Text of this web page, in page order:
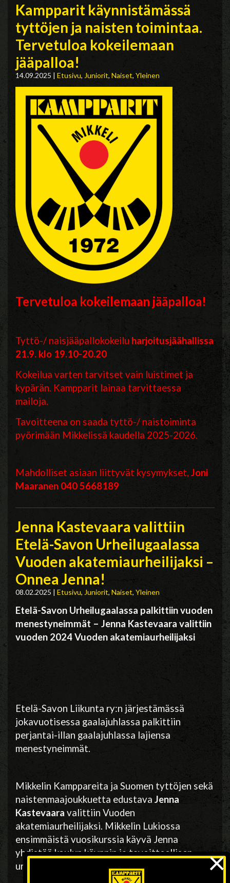
Kampparit käynnistämässä
tyttöjen ja naisten toimintaa.
Tervetuloa kokeilemaan
jääpalloa!
14.09.2025 | Etusivu, Juniorit, Naiset, Yleinen
Tervetuloa kokeilemaan jääpalloa!
Tyttö-/ naisjääpallokokeilu harjoitusjäähallissa
21.9. klo 19.10-20.20
Kokeilua varten tarvitset vain luistimet ja
kypärän. Kampparit lainaa tarvittaessa
mailoja.
Tavoitteena on saada tyttö-/ naistoiminta
pyörimään Mikkelissä kaudella 2025-2026.
Mahdolliset asiaan liittyvät kysymykset, Joni
Maaranen 040 5668189
Jenna Kastevaara valittiin
Etelä-Savon Urheilugaalassa
Vuoden akatemiaurheilijaksi –
Onnea Jenna!
08.02.2025 | Etusivu, Juniorit, Naiset, Yleinen
Etelä-Savon Urheilugaalassa palkittiin vuoden
menestyneimmät – Jenna Kastevaara valittiin
vuoden 2024 Vuoden akatemiaurheilijaksi
Etelä-Savon Liikunta ry:n järjestämässä
jokavuotisessa gaalajuhlassa palkittiin
perjantai-illan gaalajuhlassa lajiensa
menestyneimmät.
Mikkelin Kamppareita ja Suomen tyttöjen sekä
naistenmaajoukkuetta edustava Jenna
Kastevaara valittiin Vuoden
akatemiaurheilijaksi. Mikkelin Lukiossa
ensimmäistä vuosikurssia käyvä Jenna
yhdistää koulun käynnin ja tavoitteellisen
urheiluharrastuksen mainiosti.
×